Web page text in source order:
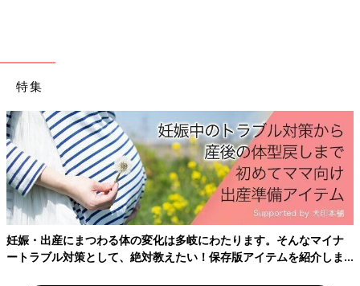
特集
妊娠・出産にまつわる体の変化は多岐にわたります。そんなマイナ
ートラブル対策として、絶対教えたい！保存版アイテムを紹介しま